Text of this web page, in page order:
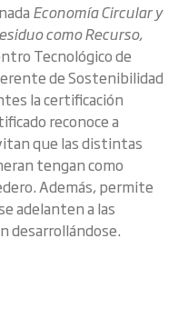
Economía Circular y
como Recurso,
Tecnológico de
de Sostenibilidad
la certificación
reconoce a
que las distintas
tengan como
Además, permite
adelanten a las
desarrollándose.